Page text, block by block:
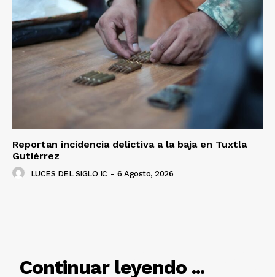
Luces
Del Siglo
Reportan incidencia delictiva a la baja en Tuxtla
Gutiérrez
LUCES DEL SIGLO IC - 6 Agosto, 2026
Continuar leyendo ...
RELACIONADO